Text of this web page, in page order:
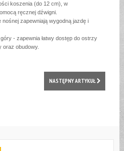
koszenia (do 12 cm), w
ręcznej dźwigni.
nośnej zapewniają wygodną jazdę i
- zapewnia łatwy dostęp do ostrzy
oraz obudowy.
NASTĘPNY ARTYKUŁ